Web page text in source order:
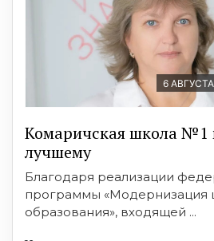
6
Комаричская школа №1
лучшему
Благодаря реализации
программы «Модернизация
образования», входящей ...